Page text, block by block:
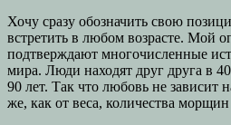
Хочу сразу обозначить свою
встретить в любом возрасте. Мой
подтверждают многочисленные
мира. Люди находят друг друга в
90 лет. Так что любовь не зависит
же, как от веса, количества